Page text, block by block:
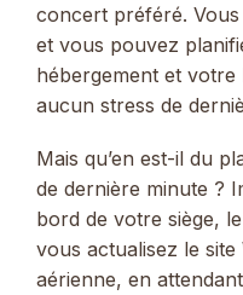
concert préféré. Vous
et vous pouvez
hébergement et
aucun stress de
Mais qu’en est-il du
de dernière minute ?
bord de votre siège,
vous actualisez le
aérienne, en